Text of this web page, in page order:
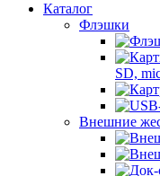
Каталог
Флэшки
SD,
Внешние